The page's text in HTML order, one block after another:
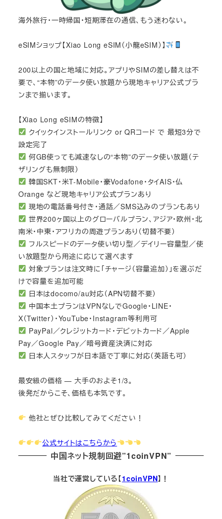
海外旅行・一時帰国・短期滞在の通信、もう迷わない。
eSIMショップ【Xiao Long eSIM（小龍eSIM）】
200以上の国と地域に対応。アプリやSIMの差し替えは不
要で、“本物”のデータ使い放題から現地キャリア公式プラ
ンまで揃います。
【Xiao Long eSIMの特徴】
クイックインストールリンク or QRコード で 最短3分で
設定完了
何GB使っても減速なしの“本物”のデータ使い放題（テ
ザリングも無制限）
韓国SKT・米T-Mobile・豪Vodafone・タイAIS・仏
Orange など現地キャリア公式プランあり
現地の電話番号付き・通話／SMS込みのプランもあり
世界200ヶ国以上のグローバルプラン、アジア・欧州・北
南米・中東・アフリカの周遊プランあり（切替不要）
フルスピードのデータ使い切り型／デイリー容量型／使
い放題型から用途に応じて選べます
対象プランは注文時に「チャージ（容量追加）」を選ぶだ
けで容量を追加可能
日本はdocomo/au対応（APN切替不要）
中国本土プランはVPNなしでGoogle・LINE・
X（Twitter）・YouTube・Instagram等利用可
PayPal／クレジットカード・デビットカード／Apple
Pay／Google Pay／暗号資産決済に対応
日本人スタッフが日本語で丁寧に対応（英語も可）
最安級の価格 — 大手のおよそ1/3。
後発だからこそ、価格も本気です。
他社とぜひ比較してみてください！
公式サイトはこちらから
中国ネット規制回避”1coinVPN”
当社で運営している【1coinVPN】！